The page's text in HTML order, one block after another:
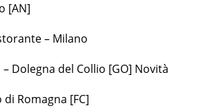
[AN]
– Milano
– Dolegna del Collio [GO] Novità
Romagna [FC]